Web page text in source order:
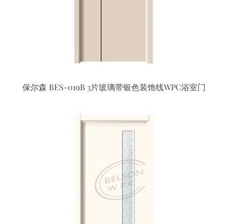
保尔森 BES-019B 3片玻璃带银色装饰线WPC浴室门